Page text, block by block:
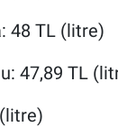
48 TL (litre)
47,89 TL